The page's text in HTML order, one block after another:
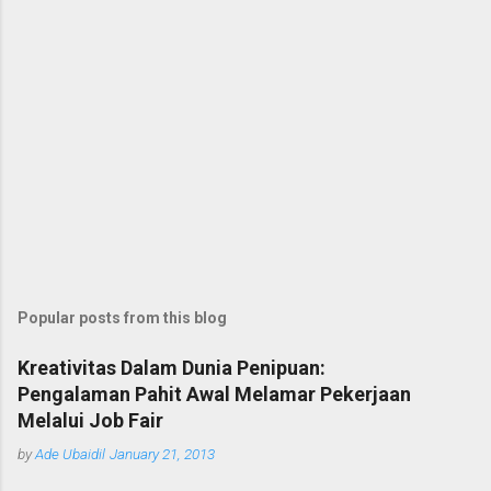
Popular posts from this blog
Kreativitas Dalam Dunia Penipuan:
Pengalaman Pahit Awal Melamar Pekerjaan
Melalui Job Fair
byAde Ubaidil January 21, 2013